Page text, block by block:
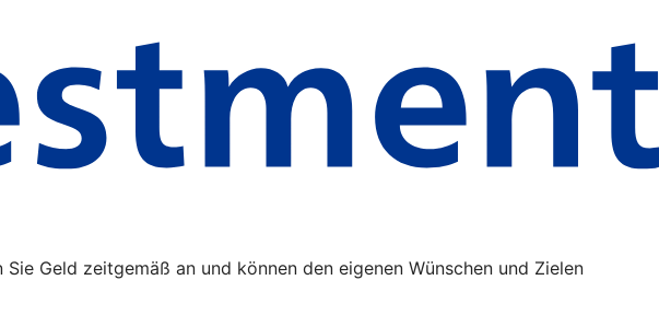
Geld zeitgemäß an und können den eigenen Wünschen und Zielen